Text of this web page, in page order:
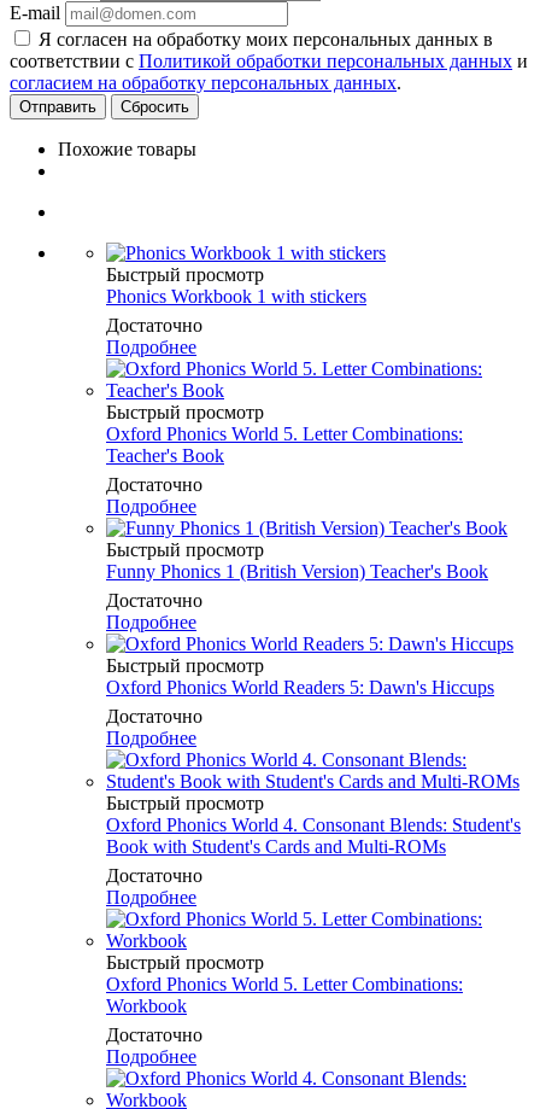
E-mail
Я согласен на обработку моих персональных данных в
соответствии с Политикой обработки персональных данных и
согласием на обработку персональных данных.
Сбросить
Похожие товары
Быстрый просмотр
Phonics Workbook 1 with stickers
Достаточно
Подробнее
Быстрый просмотр
Oxford Phonics World 5. Letter Combinations:
Teacher's Book
Достаточно
Подробнее
Быстрый просмотр
Funny Phonics 1 (British Version) Teacher's Book
Достаточно
Подробнее
Быстрый просмотр
Oxford Phonics World Readers 5: Dawn's Hiccups
Достаточно
Подробнее
Быстрый просмотр
Oxford Phonics World 4. Consonant Blends: Student's
Book with Student's Cards and Multi-ROMs
Достаточно
Подробнее
Быстрый просмотр
Oxford Phonics World 5. Letter Combinations:
Workbook
Достаточно
Подробнее